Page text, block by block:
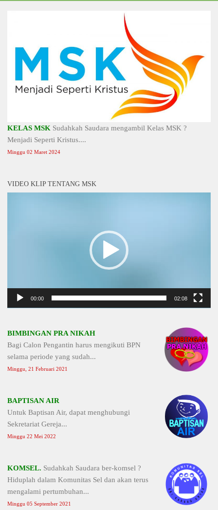
KELAS MSK Sudahkah Saudara mengambil Kelas MSK ?
Menjadi Seperti Kristus....
Minggu 02 Maret 2024
VIDEO KLIP TENTANG MSK
00:00 02:08
BIMBINGAN PRA NIKAH
Bagi Calon Pengantin harus mengikuti BPN
selama periode yang sudah...
Minggu, 21 Februari 2021
BAPTISAN AIR
Untuk Baptisan Air, dapat menghubungi
Sekretariat Gereja...
Minggu 22 Mei 2022
KOMSEL. Sudahkah Saudara ber-komsel ?
Hiduplah dalam Komunitas Sel dan akan terus
mengalami pertumbuhan...
Minggu 05 September 2021